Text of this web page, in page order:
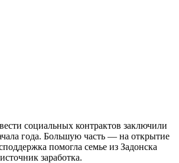
социальных контрактов заключили
года. Большую часть — на открытие
помогла семье из Задонска
заработка.